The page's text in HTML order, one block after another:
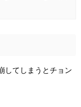
してしまうとチョン